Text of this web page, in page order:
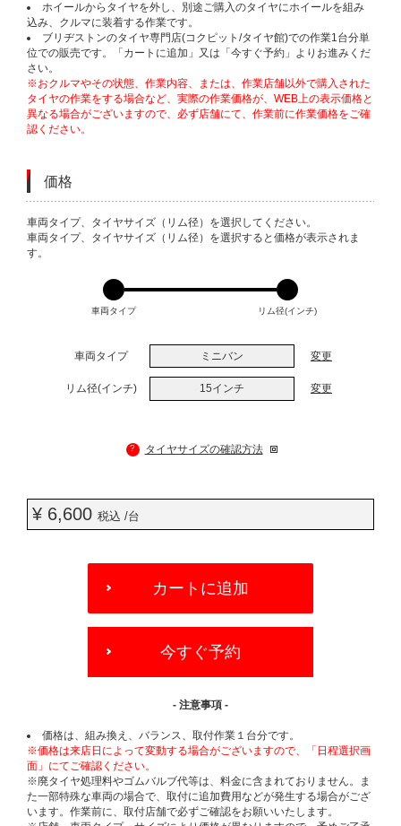
ホイールからタイヤを外し、別途ご購入のタイヤにホイールを組み
込み、クルマに装着する作業です。
ブリヂストンのタイヤ専門店(コクピット/タイヤ館)での作業1台分単
位での販売です。「カートに追加」又は「今すぐ予約」よりお進みくだ
さい。
※おクルマやその状態、作業内容、または、作業店舗以外で購入された
タイヤの作業をする場合など、実際の作業価格が、WEB上の表示価格と
異なる場合がございますので、必ず店舗にて、作業前に作業価格をご確
認ください。
価格
VARIATIONS
車両タイプ、タイヤサイズ（リム径）を選択してください。
車両タイプ、タイヤサイズ（リム径）を選択すると価格が表示されま
す。
車両タイプ リム径(インチ)
車両タイプ ミニバン 変更
リム径(インチ) 15インチ 変更
? タイヤサイズの確認方法
¥ 6,600 税込 /台
OPTIONS
カートに追加
今すぐ予約
- 注意事項 -
価格は、組み換え、バランス、取付作業１台分です。
※価格は来店日によって変動する場合がございますので、「日程選択画
面」にてご確認ください。
※廃タイヤ処理料やゴムバルブ代等は、料金に含まれておりません。ま
た一部特殊な車両の場合で、取付に追加費用などが発生する場合がござ
います。作業前に、取付店舗で必ずご確認をお願いいたします。